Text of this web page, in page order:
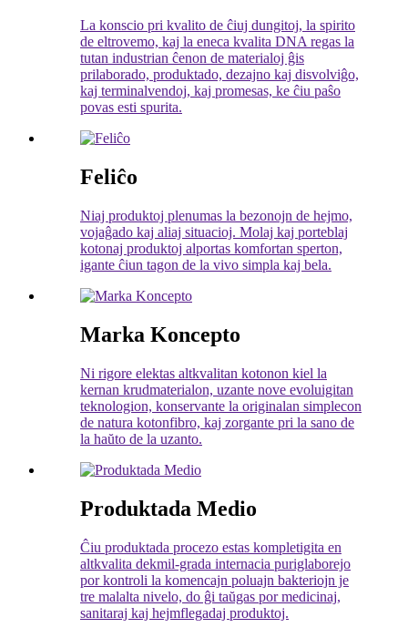
La konscio pri kvalito de ĉiuj dungitoj, la spirito
de eltrovemo, kaj la eneca kvalita DNA regas la
tutan industrian ĉenon de materialoj ĝis
prilaborado, produktado, dezajno kaj disvolviĝo,
kaj terminalvendoj, kaj promesas, ke ĉiu paŝo
povas esti spurita.
Feliĉo
Niaj produktoj plenumas la bezonojn de hejmo,
vojaĝado kaj aliaj situacioj. Molaj kaj porteblaj
kotonaj produktoj alportas komfortan sperton,
igante ĉiun tagon de la vivo simpla kaj bela.
Marka Koncepto
Ni rigore elektas altkvalitan kotonon kiel la
kernan krudmaterialon, uzante nove evoluigitan
teknologion, konservante la originalan simplecon
de natura kotonfibro, kaj zorgante pri la sano de
la haŭto de la uzanto.
Produktada Medio
Ĉiu produktada procezo estas kompletigita en
altkvalita dekmil-grada internacia puriglaborejo
por kontroli la komencajn poluajn bakteriojn je
tre malalta nivelo, do ĝi taŭgas por medicinaj,
sanitaraj kaj hejmflegadaj produktoj.